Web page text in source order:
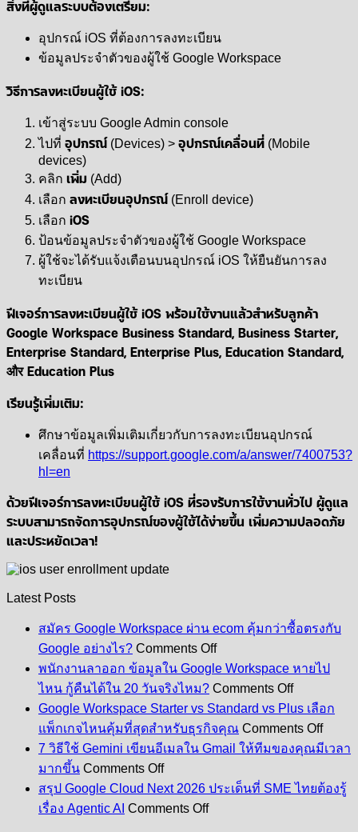
สิ่งที่ผู้ดูแลระบบต้องเตรียม:
อุปกรณ์ iOS ที่ต้องการลงทะเบียน
ข้อมูลประจำตัวของผู้ใช้ Google Workspace
วิธีการลงทะเบียนผู้ใช้ iOS:
เข้าสู่ระบบ Google Admin console
ไปที่ อุปกรณ์ (Devices) > อุปกรณ์เคลื่อนที่ (Mobile
devices)
คลิก เพิ่ม (Add)
เลือก ลงทะเบียนอุปกรณ์ (Enroll device)
เลือก iOS
ป้อนข้อมูลประจำตัวของผู้ใช้ Google Workspace
ผู้ใช้จะได้รับแจ้งเตือนบนอุปกรณ์ iOS ให้ยืนยันการลง
ทะเบียน
ฟีเจอร์การลงทะเบียนผู้ใช้ iOS พร้อมใช้งานแล้วสำหรับลูกค้า
Google Workspace Business Standard, Business Starter,
Enterprise Standard, Enterprise Plus, Education Standard,
और Education Plus
เรียนรู้เพิ่มเติม:
ศึกษาข้อมูลเพิ่มเติมเกี่ยวกับการลงทะเบียนอุปกรณ์
เคลื่อนที่ https://support.google.com/a/answer/7400753?
hl=en
ด้วยฟีเจอร์การลงทะเบียนผู้ใช้ iOS ที่รองรับการใช้งานทั่วไป ผู้ดูแล
ระบบสามารถจัดการอุปกรณ์ของผู้ใช้ได้ง่ายขึ้น เพิ่มความปลอดภัย
และประหยัดเวลา!
Latest Posts
สมัคร Google Workspace ผ่าน ecom คุ้มกว่าซื้อตรงกับ
Google อย่างไร? Comments Offon
สมัคร
Google
Workspace
ผ่าน
ecom
คุ้ม
ซื้อ
พนักงานลาออก ข้อมูลใน Google Workspace หายไป
ไหน กู้คืนได้ใน 20 วันจริงไหม? Comments Offon
พนักงาน
ลา
ใน
Google
Google Workspace Starter vs Standard vs Plus เลือก
แพ็กเกจไหนคุ้มที่สุดสำหรับธุรกิจคุณ Comments Offon
vs
7 วิธีใช้ Gemini เขียนอีเมลใน Gmail ให้ทีมของคุณมีเวลา
มากขึ้น Comments Offon
วิธี
ใช้
สรุป Google Cloud Next 2026 ประเด็นที่ SME ไทยต้องรู้
เรื่อง Agentic AI Comments Offon